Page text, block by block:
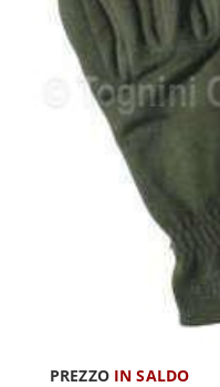
PREZZO IN SALDO